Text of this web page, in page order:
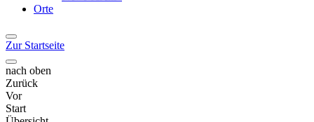
Orte
Zur Startseite
nach oben
Zurück
Vor
Start